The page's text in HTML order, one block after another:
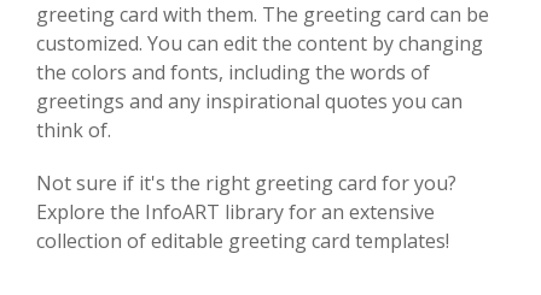
greeting card with them. The greeting card can be
customized. You can edit the content by changing
the colors and fonts, including the words of
greetings and any inspirational quotes you can
think of.
Not sure if it's the right greeting card for you?
Explore the InfoART library for an extensive
collection of editable greeting card templates!